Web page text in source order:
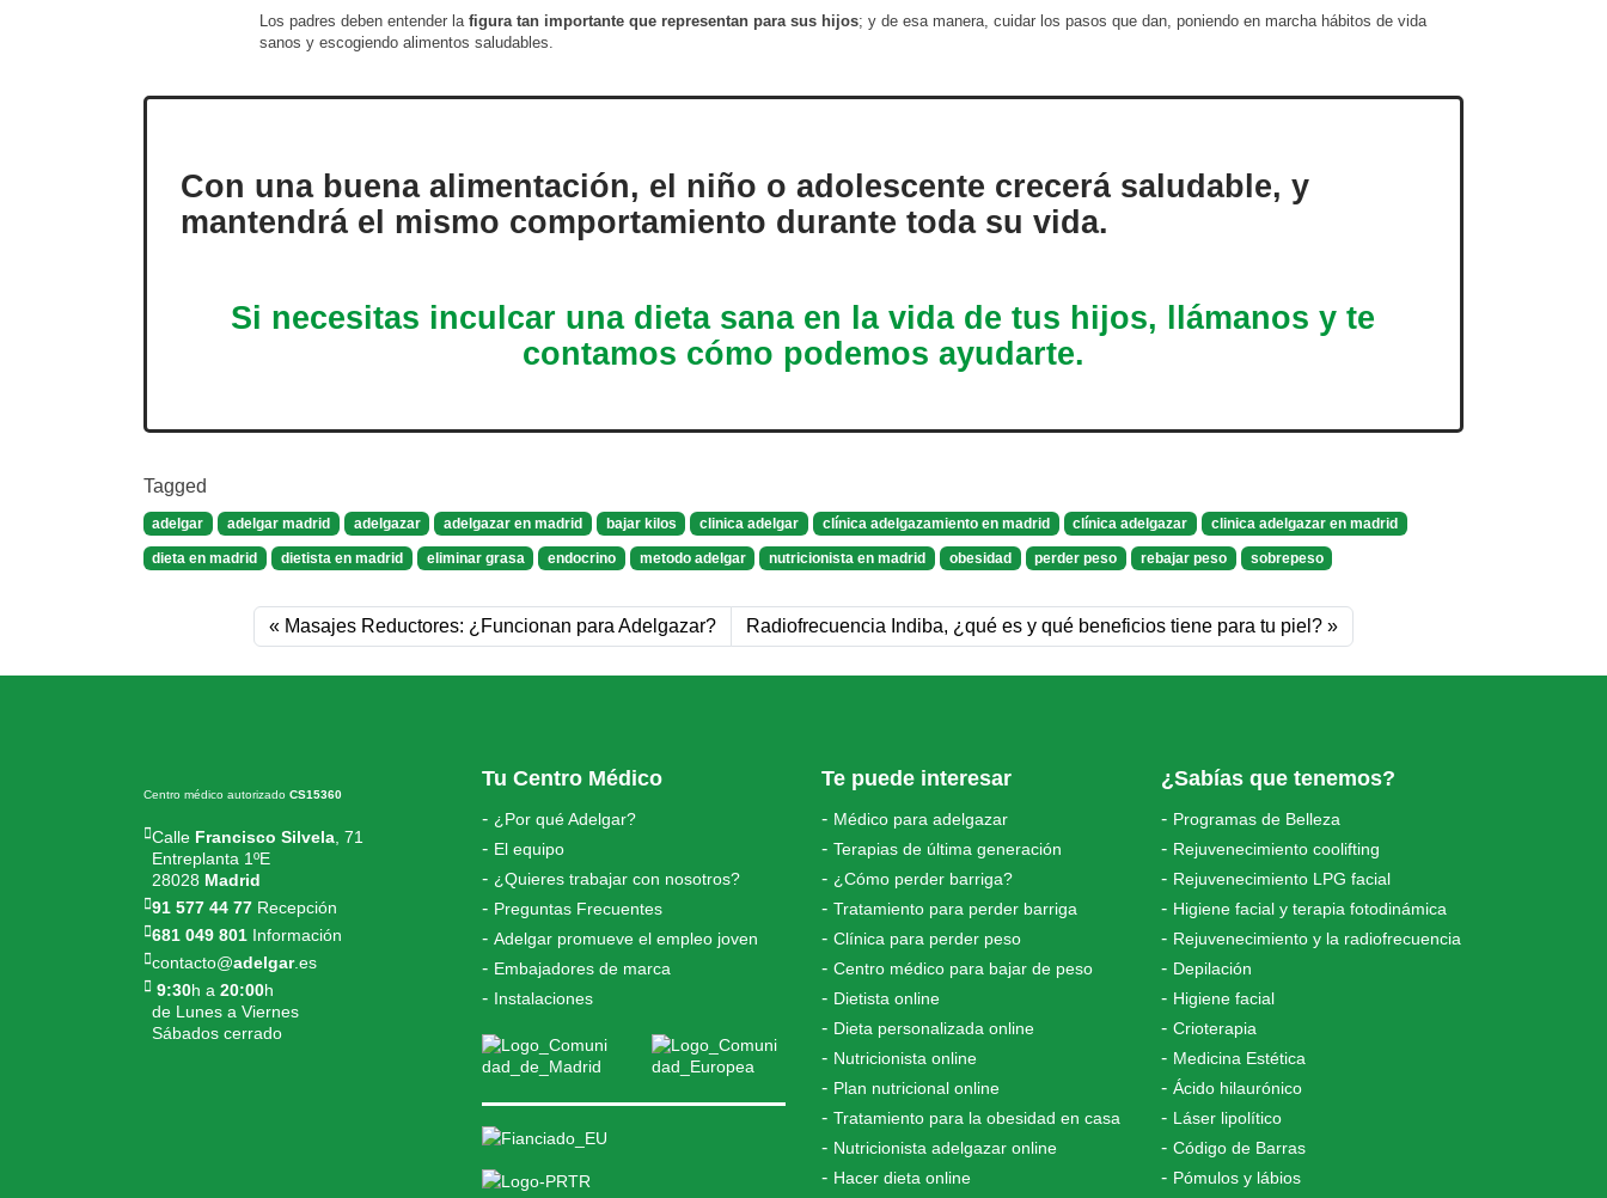
Los padres deben entender la figura tan importante que representan para sus hijos; y de esa manera, cuidar los pasos que dan, poniendo en marcha hábitos de vida
sanos y escogiendo alimentos saludables.
Con una buena alimentación, el niño o adolescente crecerá saludable, y
mantendrá el mismo comportamiento durante toda su vida.
Si necesitas inculcar una dieta sana en la vida de tus hijos, llámanos y te
contamos cómo podemos ayudarte.
Tagged
adelgar adelgar madrid adelgazar adelgazar en madrid bajar kilos clinica adelgar clínica adelgazamiento en madrid clínica adelgazar clinica adelgazar en madrid
dieta en madrid dietista en madrid eliminar grasa endocrino metodo adelgar nutricionista en madrid obesidad perder peso rebajar peso sobrepeso
Masajes Reductores: ¿Funcionan para Adelgazar? Radiofrecuencia Indiba, ¿qué es y qué beneficios tiene para tu piel?
Centro médico autorizado CS15360
CalleFrancisco Silvela, 71
Entreplanta 1ºE
28028 Madrid
91 577 44 77Recepción
681 049 801Información
contacto@adelgar.es
9:30h a 20:00h
de Lunes a Viernes
Sábados cerrado
Tu Centro Médico
¿Por qué Adelgar?
El equipo
¿Quieres trabajar con nosotros?
Preguntas Frecuentes
Adelgar promueve el empleo joven
Embajadores de marca
Instalaciones
Te puede interesar
Médico para adelgazar
Terapias de última generación
¿Cómo perder barriga?
Tratamiento para perder barriga
Clínica para perder peso
Centro médico para bajar de peso
Dietista online
Dieta personalizada online
Nutricionista online
Plan nutricional online
Tratamiento para la obesidad en casa
Nutricionista adelgazar online
Hacer dieta online
¿Sabías que tenemos?
Programas de Belleza
Rejuvenecimiento coolifting
Rejuvenecimiento LPG facial
Higiene facial y terapia fotodinámica
Rejuvenecimiento y la radiofrecuencia
Depilación
Higiene facial
Crioterapia
Medicina Estética
Ácido hilaurónico
Láser lipolítico
Código de Barras
Pómulos y lábios